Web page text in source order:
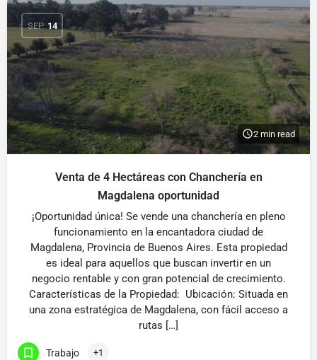
SEP 14
2 min read
Venta de 4 Hectáreas con Chanchería en
Magdalena oportunidad
¡Oportunidad única! Se vende una chanchería en pleno
funcionamiento en la encantadora ciudad de
Magdalena, Provincia de Buenos Aires. Esta propiedad
es ideal para aquellos que buscan invertir en un
negocio rentable y con gran potencial de crecimiento.
Características de la Propiedad: Ubicación: Situada en
una zona estratégica de Magdalena, con fácil acceso a
rutas […]
Trabajo +1